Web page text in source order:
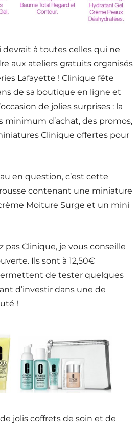
à toutes celles qui ne
aux ateliers gratuits organisés
Lafayette ! Clinique fête
de sa boutique en ligne et
de jolies surprises : la
minimum d’achat, des promos,
Clinique offertes pour
en question, c’est cette
contenant une miniature
Moiture Surge et un mini
pas Clinique, je vous conseille
Ils sont à 12,50€
de tester quelques
d’investir dans une de
!
jolis coffrets de soin et de